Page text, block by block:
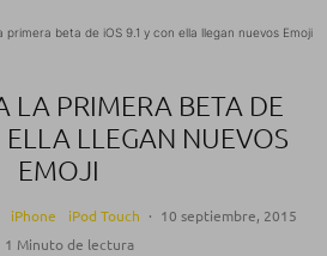
primera beta de iOS 9.1 y con ella llegan nuevos Emoji
LA PRIMERA BETA DE
LLEGAN NUEVOS
EMOJI
iPhone iPod Touch · 10 septiembre, 2015
1 Minuto de lectura